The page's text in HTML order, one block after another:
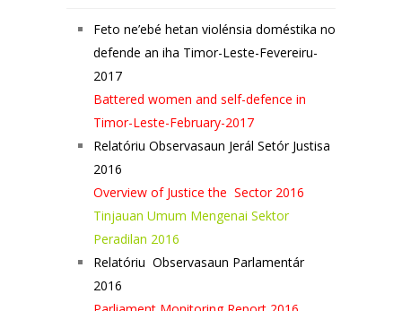
Feto ne’ebé hetan violénsia doméstika no
defende an iha Timor-Leste-Fevereiru-
2017
Battered women and self-defence in
Timor-Leste-February-2017
Relatóriu Observasaun Jerál Setór Justisa
2016
Overview of Justice the Sector 2016
Tinjauan Umum Mengenai Sektor
Peradilan 2016
Relatóriu Observasaun Parlamentár
2016